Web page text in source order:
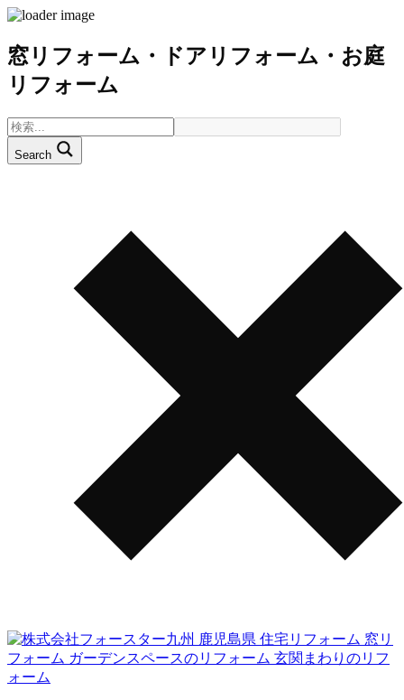
窓リフォーム・ドアリフォーム・お庭
リフォーム
Search